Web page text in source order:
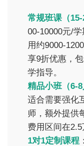
常规班课（15-
00-10000元/
用约9000-
享9折优惠，
学指导。
精品小班（6-8
适合需要强化
师，额外提供
费用区间在2.5
1对1定制课程